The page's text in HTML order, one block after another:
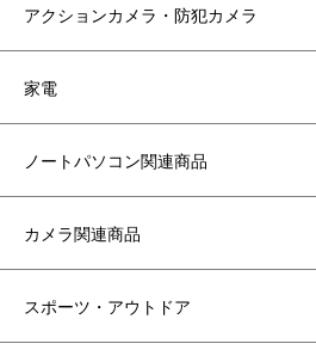
アクションカメラ・防犯カメラ
家電
ノートパソコン関連商品
カメラ関連商品
スポーツ・アウトドア